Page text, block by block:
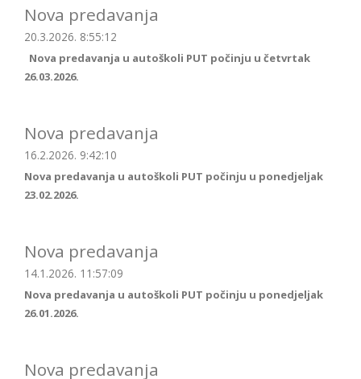
Nova predavanja
20.3.2026. 8:55:12
Nova predavanja u autoškoli PUT počinju u četvrtak
26.03.2026.
Nova predavanja
16.2.2026. 9:42:10
Nova predavanja u autoškoli PUT počinju u ponedjeljak
23.02.2026.
Nova predavanja
14.1.2026. 11:57:09
Nova predavanja u autoškoli PUT počinju u ponedjeljak
26.01.2026.
Nova predavanja